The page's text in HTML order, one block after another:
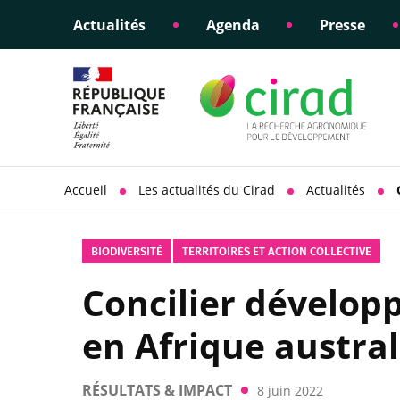
Actualités Agenda Presse
Éclairer les politiques
Appui à la
scientifique
Engagements éthiques
sociétale
Accueil Les actualités du Cirad Actualités
BIODIVERSITÉ TERRITOIRES ET ACTION COLLECTIVE
Concilier
en Afrique
RÉSULTATS & IMPACT 8 juin 2022